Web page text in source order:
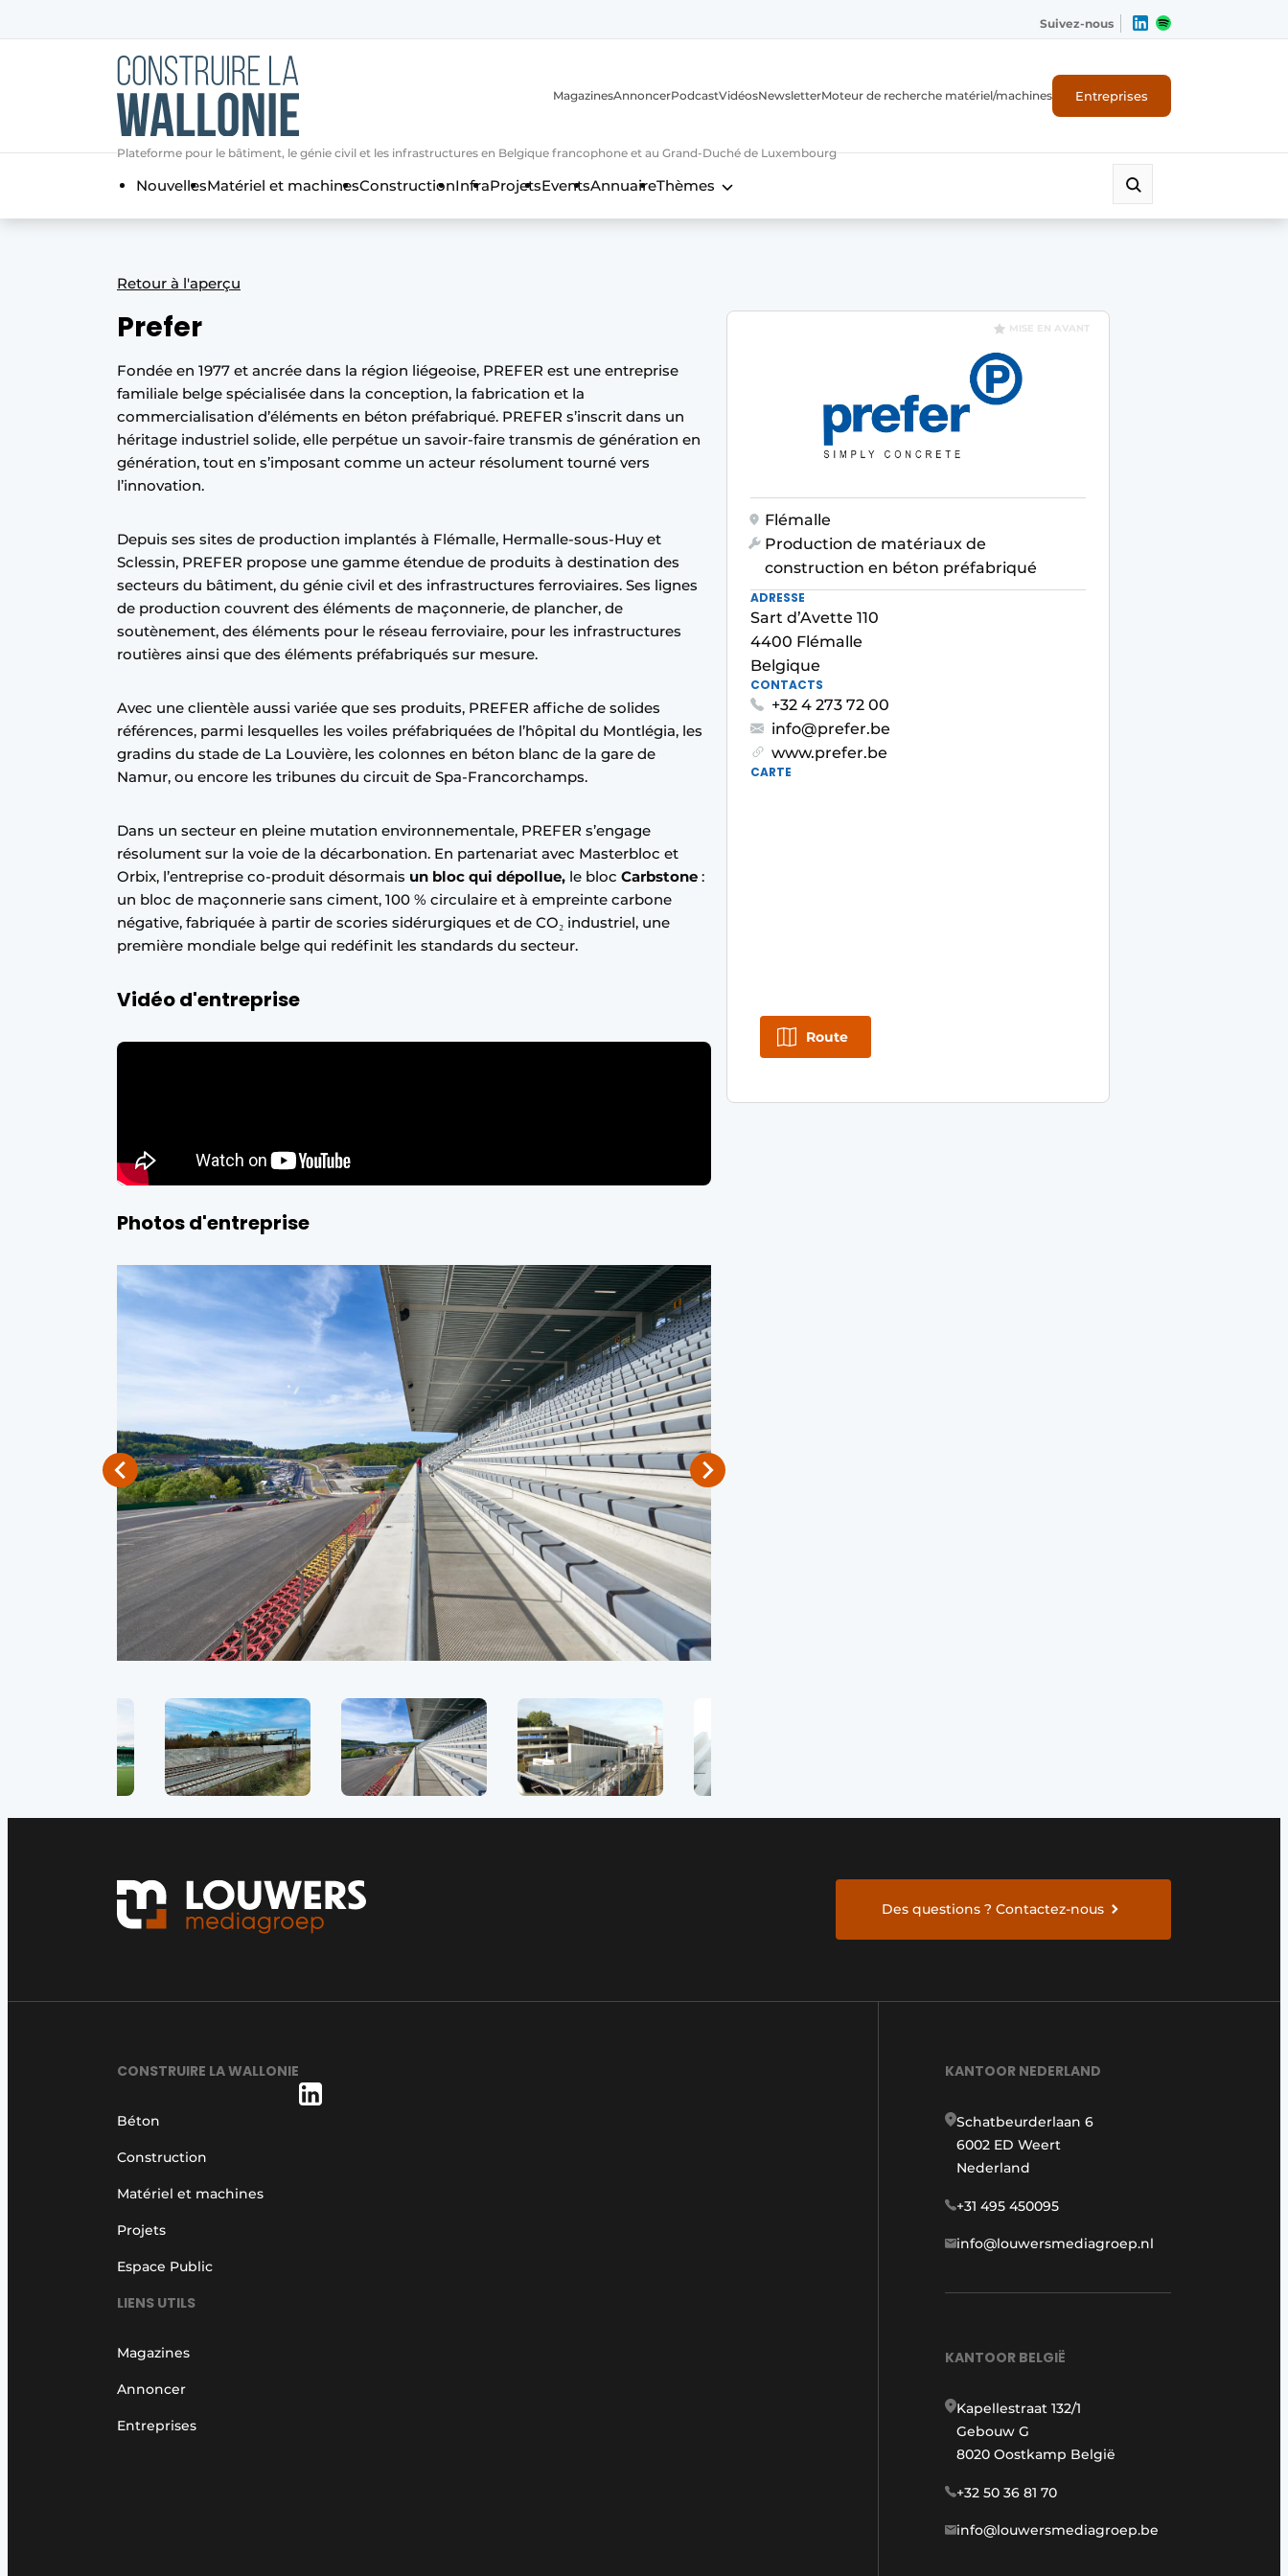
Contact
Contact direct
Emploi
Enregistrer une offre d’emploi
EntreprisesMerci de votre inscription
S’inscrire
Home
Newsletter
Podcasts
S’inscrire à l’événement
S’inscrire
Termes et conditions
Video’s
Suivez-nous
Plateforme pour le bâtiment, le génie civil et les infrastructures en Belgique francophone et au Grand-Duché de Luxembourg
MagazinesAnnoncerPodcastVidéosNewsletterMoteur de recherche matériel/machines Entreprises
NouvellesMatériel et machinesConstructionInfraProjetsEventsAnnuaireThèmes
Retour à l'aperçu
Prefer
Fondée en 1977 et ancrée dans la région liégeoise, PREFER est une entreprise
familiale belge spécialisée dans la conception, la fabrication et la
commercialisation d’éléments en béton préfabriqué. PREFER s’inscrit dans un
héritage industriel solide, elle perpétue un savoir-faire transmis de génération en
génération, tout en s’imposant comme un acteur résolument tourné vers
l’innovation.
Depuis ses sites de production implantés à Flémalle, Hermalle-sous-Huy et
Sclessin, PREFER propose une gamme étendue de produits à destination des
secteurs du bâtiment, du génie civil et des infrastructures ferroviaires. Ses lignes
de production couvrent des éléments de maçonnerie, de plancher, de
soutènement, des éléments pour le réseau ferroviaire, pour les infrastructures
routières ainsi que des éléments préfabriqués sur mesure.
Avec une clientèle aussi variée que ses produits, PREFER affiche de solides
références, parmi lesquelles les voiles préfabriquées de l’hôpital du Montlégia, les
gradins du stade de La Louvière, les colonnes en béton blanc de la gare de
Namur, ou encore les tribunes du circuit de Spa-Francorchamps.
Dans un secteur en pleine mutation environnementale, PREFER s’engage
résolument sur la voie de la décarbonation. En partenariat avec Masterbloc et
Orbix, l’entreprise co-produit désormais un bloc qui dépollue, le bloc Carbstone :
un bloc de maçonnerie sans ciment, 100 % circulaire et à empreinte carbone
négative, fabriquée à partir de scories sidérurgiques et de CO₂ industriel, une
première mondiale belge qui redéfinit les standards du secteur.
Vidéo d'entreprise
Photos d'entreprise
MISE EN AVANT
Flémalle
Production de matériaux de
construction en béton préfabriqué
ADRESSE
Sart d’Avette 110
4400 Flémalle
Belgique
CONTACTS
+32 4 273 72 00
info@prefer.be
www.prefer.be
CARTE
Route
Des questions ? Contactez-nous
CONSTRUIRE LA WALLONIE
Béton
Construction
Matériel et machines
Projets
Espace Public
LIENS UTILS
Magazines
Annoncer
Entreprises
KANTOOR NEDERLAND
Schatbeurderlaan 6
6002 ED Weert
Nederland
+31 495 450095
info@louwersmediagroep.nl
KANTOOR BELGIË
Kapellestraat 132/1
Gebouw G
8020 Oostkamp België
+32 50 36 81 70
info@louwersmediagroep.be